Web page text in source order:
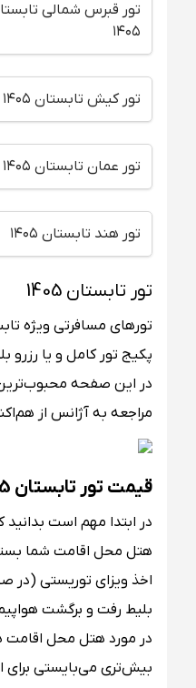
تور قبرس شمالی
۱۴۰۵
تور کیش تابستان ۱۴۰۵
تور عمان تابستان ۱۴۰۵
تور هند تابستان ۱۴۰۵
تور تابستان 1405
تورهای مسافرتی ویژه
پکیج تور کامل و یا
در این صفحه
مراجعه به آژانس از
قیمت تور تابستان 1405
در ابتدا مهم است
اخذ ویزای توریستی (در
بلیط رفت و برگشت
در مورد هتل محل اقامت
بیش‌تری می‌بایستی برای